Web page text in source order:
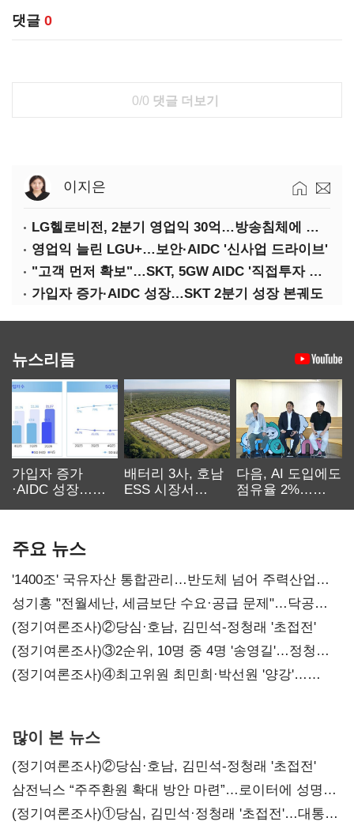
댓글 0
0/0 댓글 더보기
이지은
LG헬로비전, 2분기 영업익 30억…방송침체에 교육용 단말 시장도 축소
영업익 늘린 LGU+…보안·AIDC '신사업 드라이브'
"고객 먼저 확보"…SKT, 5GW AIDC '직접투자 최소화'
가입자 증가·AIDC 성장…SKT 2분기 성장 본궤도
뉴스리듬
가입자 증가
·AIDC 성장…
배터리 3사, 호남
ESS 시장서
다음, AI 도입에도
점유율 2%…
주요 뉴스
'1400조' 국유자산 통합관리…반도체 넘어 주력산업
구조혁신
성기홍 "전월세난, 세금보단 수요·공급 문제"…닥공
시사
(정기여론조사)②당심·호남, 김민석-정청래 '초접전'
(정기여론조사)③2순위, 10명 중 4명 '송영길'…정청래
'한 자릿수'
(정기여론조사)④최고위원 최민희·박선원 '양강'…
많이 본 뉴스
(정기여론조사)②당심·호남, 김민석-정청래 '초접전'
삼전닉스 “주주환원 확대 방안 마련”…로이터에 성명
보내
(정기여론조사)①당심, 김민석·정청래 '초접전'…대통령